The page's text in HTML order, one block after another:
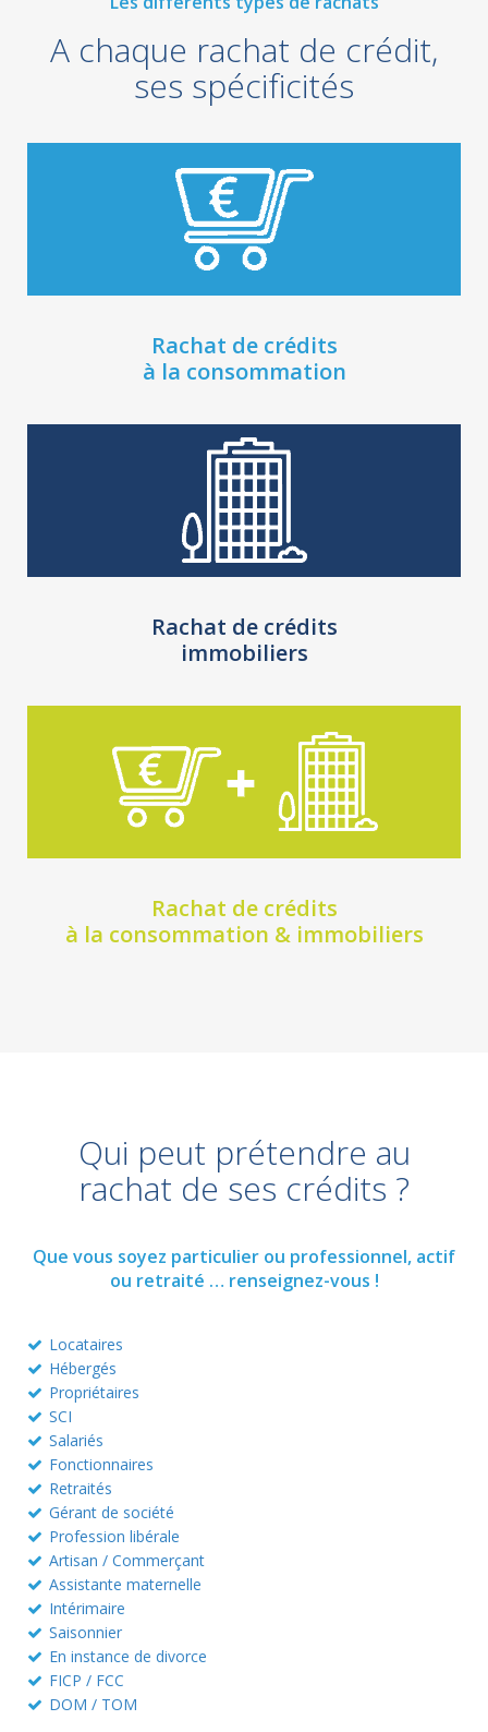
A chaque rachat de crédit,
ses spécificités
Rachat de crédits
à la consommation
Rachat de crédits
immobiliers
Rachat de crédits
à la consommation & immobiliers
Qui peut prétendre au
rachat de ses crédits ?
Que vous soyez particulier ou professionnel, actif
ou retraité … renseignez-vous !
Locataires
Hébergés
Propriétaires
SCI
Salariés
Fonctionnaires
Retraités
Gérant de société
Profession libérale
Artisan / Commerçant
Assistante maternelle
Intérimaire
Saisonnier
En instance de divorce
FICP / FCC
DOM / TOM